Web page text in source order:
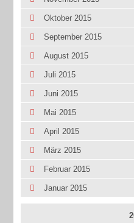
Oktober 2015
September 2015
August 2015
Juli 2015
Juni 2015
Mai 2015
April 2015
März 2015
Februar 2015
Januar 2015